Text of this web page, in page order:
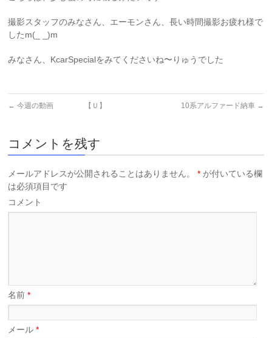
撮影スタッフのみなさん、エーモンさん、長い時間撮影お疲れ様で
したm(_ _)m
みなさん、KcarSpecialをみてくださいね〜りゅうでした
← 今週の動画 【Ｕ】 10系アルファード納車 →
コメントを残す
メールアドレスが公開されることはありません。 * が付いている欄
は必須項目です
コメント
名前*
メール*